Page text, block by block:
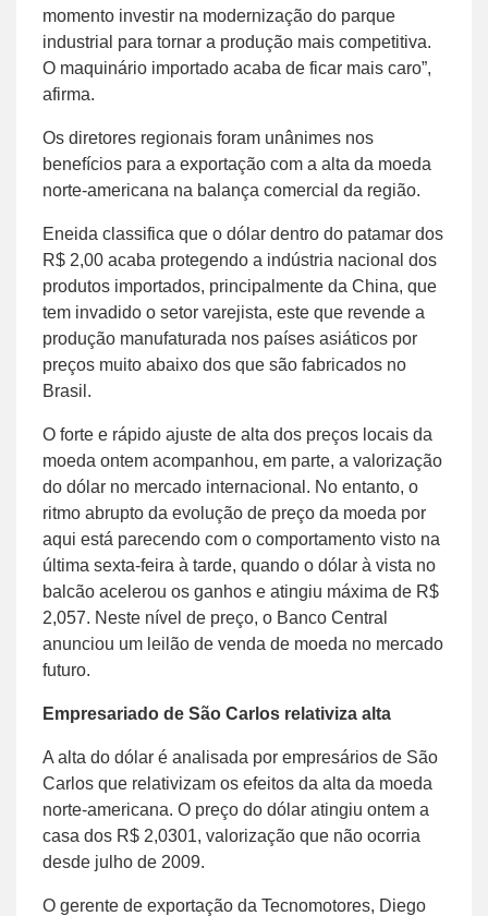
momento investir na modernização do parque
industrial para tornar a produção mais competitiva.
O maquinário importado acaba de ficar mais caro”,
afirma.
Os diretores regionais foram unânimes nos
benefícios para a exportação com a alta da moeda
norte-americana na balança comercial da região.
Eneida classifica que o dólar dentro do patamar dos
R$ 2,00 acaba protegendo a indústria nacional dos
produtos importados, principalmente da China, que
tem invadido o setor varejista, este que revende a
produção manufaturada nos países asiáticos por
preços muito abaixo dos que são fabricados no
Brasil.
O forte e rápido ajuste de alta dos preços locais da
moeda ontem acompanhou, em parte, a valorização
do dólar no mercado internacional. No entanto, o
ritmo abrupto da evolução de preço da moeda por
aqui está parecendo com o comportamento visto na
última sexta-feira à tarde, quando o dólar à vista no
balcão acelerou os ganhos e atingiu máxima de R$
2,057. Neste nível de preço, o Banco Central
anunciou um leilão de venda de moeda no mercado
futuro.
Empresariado de São Carlos relativiza alta
A alta do dólar é analisada por empresários de São
Carlos que relativizam os efeitos da alta da moeda
norte-americana. O preço do dólar atingiu ontem a
casa dos R$ 2,0301, valorização que não ocorria
desde julho de 2009.
O gerente de exportação da Tecnomotores, Diego